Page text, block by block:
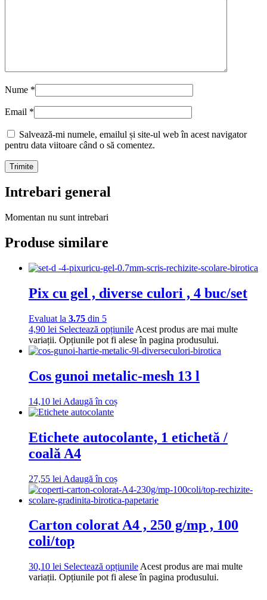
Nume *
Email *
Salvează-mi numele, emailul și site-ul web în acest navigator
pentru data viitoare când o să comentez.
Intrebari general
Momentan nu sunt intrebari
Produse similare
Pix cu gel , diverse culori , 4 buc/set
Evaluat la 3.75 din 5
4,90 lei Selectează opțiunile Acest produs are mai multe
variații. Opțiunile pot fi alese în pagina produsului.
Cos gunoi metalic-mesh 13 l
14,10 lei Adaugă în coș
Etichete autocolante, 1 etichetă /
coală A4
27,55 lei Adaugă în coș
Carton colorat A4 , 250 g/mp , 100
coli/top
30,10 lei Selectează opțiunile Acest produs are mai multe
variații. Opțiunile pot fi alese în pagina produsului.